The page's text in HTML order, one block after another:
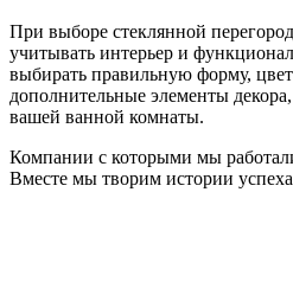
При выборе стеклянной
учитывать интерьер и
выбирать правильную форму,
дополнительные элементы
вашей ванной комнаты.
Компании с которыми мы
Вместе мы творим истории